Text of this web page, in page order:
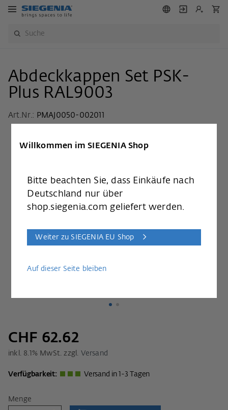
Abdeckkappen Set PSK-
Plus RAL9003
Art.Nr.: PMAJ0050-002011
CHF 62.62
inkl. 8.1 % MwSt. zzgl. Versand
Verfügbarkeit: Versand in 1-3 Tagen
Menge
Willkommen im SIEGENIA Shop
Bitte beachten Sie, dass Einkäufe nach
Deutschland nur über
shop.siegenia.com geliefert werden.
Weiter zu SIEGENIA EU Shop
Auf dieser Seite bleiben